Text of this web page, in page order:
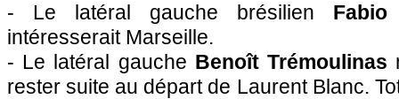
- Le latéral gauche brésilien
intéresserait Marseille.
- Le latéral gauche Benoît Trémoulinas
rester suite au départ de Laurent Blanc.